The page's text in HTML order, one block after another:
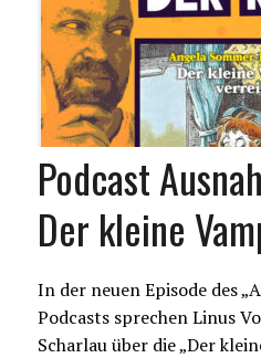
Podcast
Der kleine
In der neuen Episode des
Podcasts sprechen Linus
Scharlau über die „Der